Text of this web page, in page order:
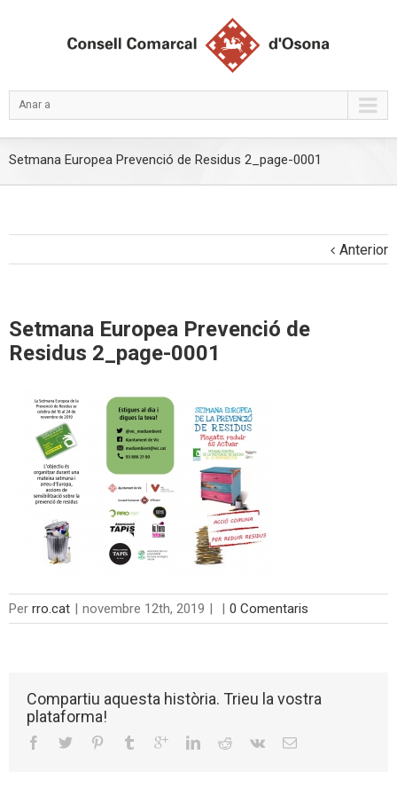
Anar a
Setmana Europea Prevenció de Residus 2_page-0001
Anterior
Setmana Europea Prevenció de
Residus 2_page-0001
Per rro.cat | novembre 12th, 2019 | | 0 Comentaris
Compartiu aquesta història. Trieu la vostra
plataforma!